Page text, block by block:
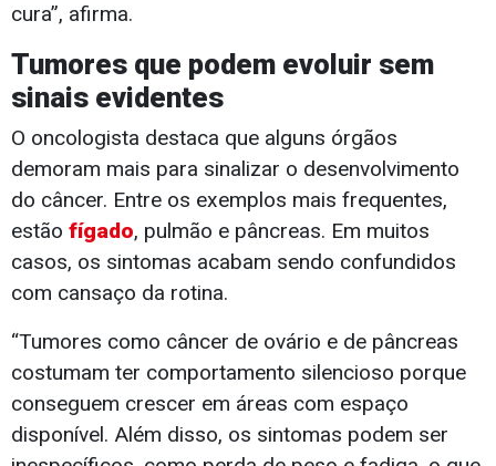
cura”, afirma.
Tumores que podem evoluir sem
sinais evidentes
O oncologista destaca que alguns órgãos
demoram mais para sinalizar o desenvolvimento
do câncer. Entre os exemplos mais frequentes,
estão fígado, pulmão e pâncreas. Em muitos
casos, os sintomas acabam sendo confundidos
com cansaço da rotina.
“Tumores como câncer de ovário e de pâncreas
costumam ter comportamento silencioso porque
conseguem crescer em áreas com espaço
disponível. Além disso, os sintomas podem ser